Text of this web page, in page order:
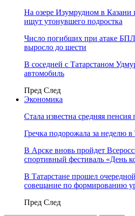
На озере Изумрудном в Казани
ищут утонувшего подростка
Число погибших при атаке
выросло до шести
В соседней с Татарстаном
автомобиль
Пред След
Экономика
Стала известна средняя пенсия
Гречка подорожала за неделю в
В Арске вновь пройдет
спортивный фестиваль «День
В Татарстане прошел
совещание по формированию
Пред След